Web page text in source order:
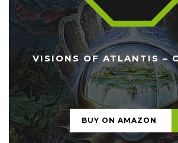
VISIONS OF ATLANTIS –
...
BUY ON AMAZON